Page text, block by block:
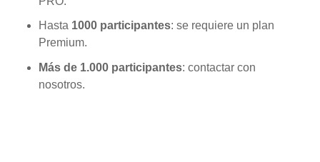
Hasta 1000 participantes: se requiere un plan
Premium.
Más de 1.000 participantes: contactar con
nosotros.